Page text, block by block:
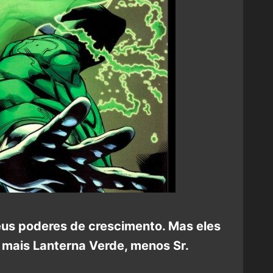
poderes de crescimento. Mas eles
Lanterna Verde, menos Sr.